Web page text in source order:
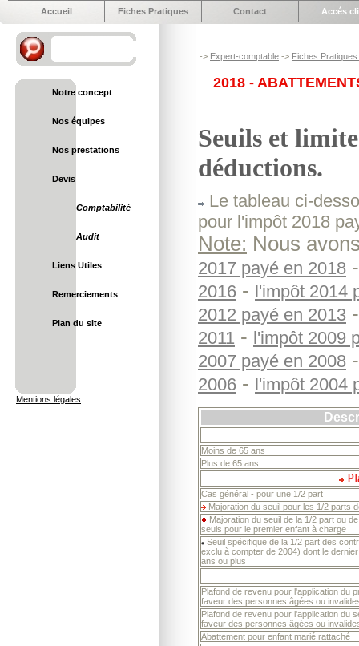
Accueil Fiches Pratiques Contact Accés
Notre concept
Nos équipes
Nos prestations
Devis
Comptabilité
Audit
Liens Utiles
Remerciements
Plan du site
Mentions légales
-> Expert-comptable -> Fiches
2018 -
Seuils et
déductions.
Le tableau ci-
pour l'impôt 2018
Note: Nous
2017 payé en 2018
2016 - l'impôt 2014
2012 payé en 2013
2011 - l'impôt 2009
2007 payé en 2008
2006 - l'impôt 2004
Moins de 65 ans
Plus de 65 ans
Cas général - pour une 1/2 part
Majoration du seuil pour les 1/2 parts
Majoration du seuil de la 1/2 part ou
seuls pour le premier enfant à charge
Seuil spécifique de la 1/2 part des
exclu à compter de 2004) dont le
ans ou plus
Plafond de revenu pour l'application du
faveur des personnes âgées ou
Plafond de revenu pour l'application du
faveur des personnes âgées ou
Abattement pour enfant marié rattaché